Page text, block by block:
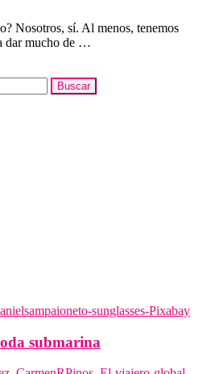
Nosotros, sí. Al menos, tenemos
dar mucho de …
submarina